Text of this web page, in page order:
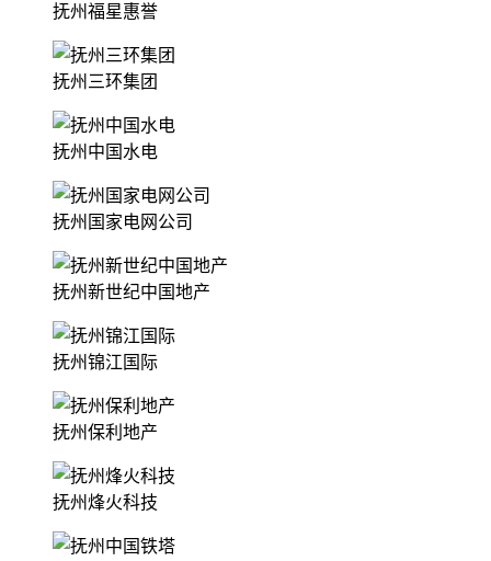
抚州福星惠誉
抚州三环集团
抚州中国水电
抚州国家电网公司
抚州新世纪中国地产
抚州锦江国际
抚州保利地产
抚州烽火科技